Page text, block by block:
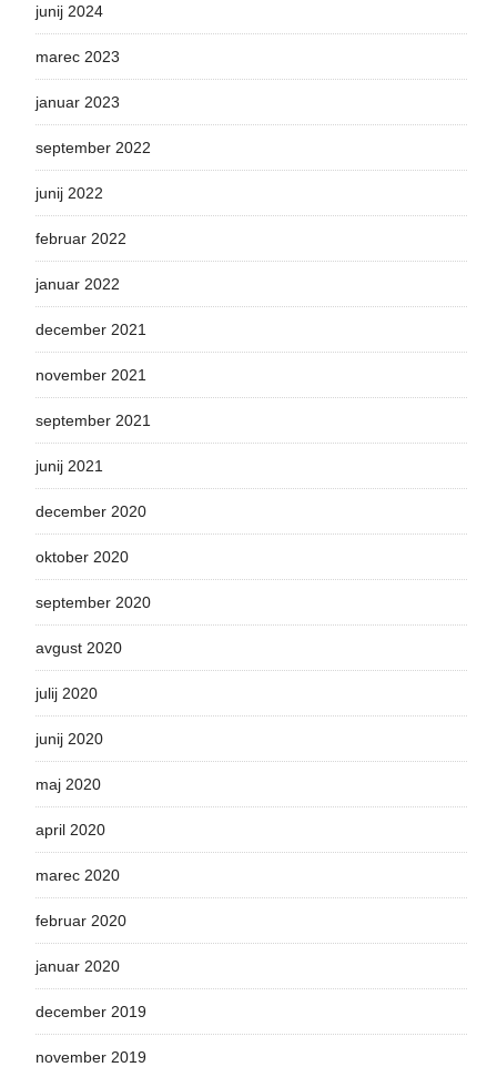
junij 2024
marec 2023
januar 2023
september 2022
junij 2022
februar 2022
januar 2022
december 2021
november 2021
september 2021
junij 2021
december 2020
oktober 2020
september 2020
avgust 2020
julij 2020
junij 2020
maj 2020
april 2020
marec 2020
februar 2020
januar 2020
december 2019
november 2019